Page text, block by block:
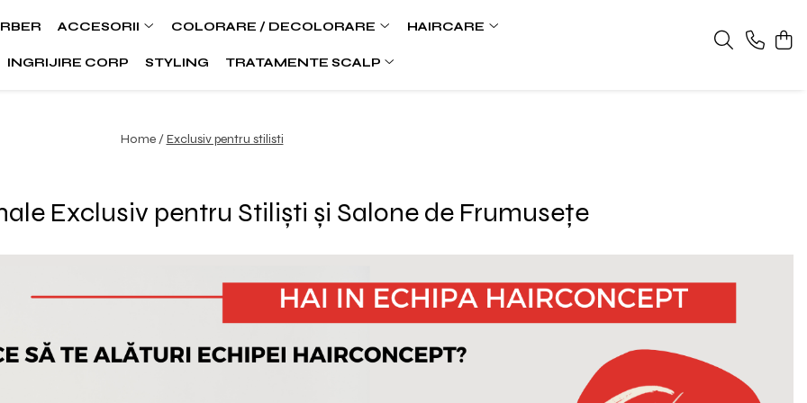
ACCESORII COLORARE / DECOLORARE HAIRCARE
INGRIJIRE CORP STYLING TRATAMENTE SCALP
Home / Exclusiv pentru stilisti
Exclusiv pentru Stiliști și Salone de Frumusețe